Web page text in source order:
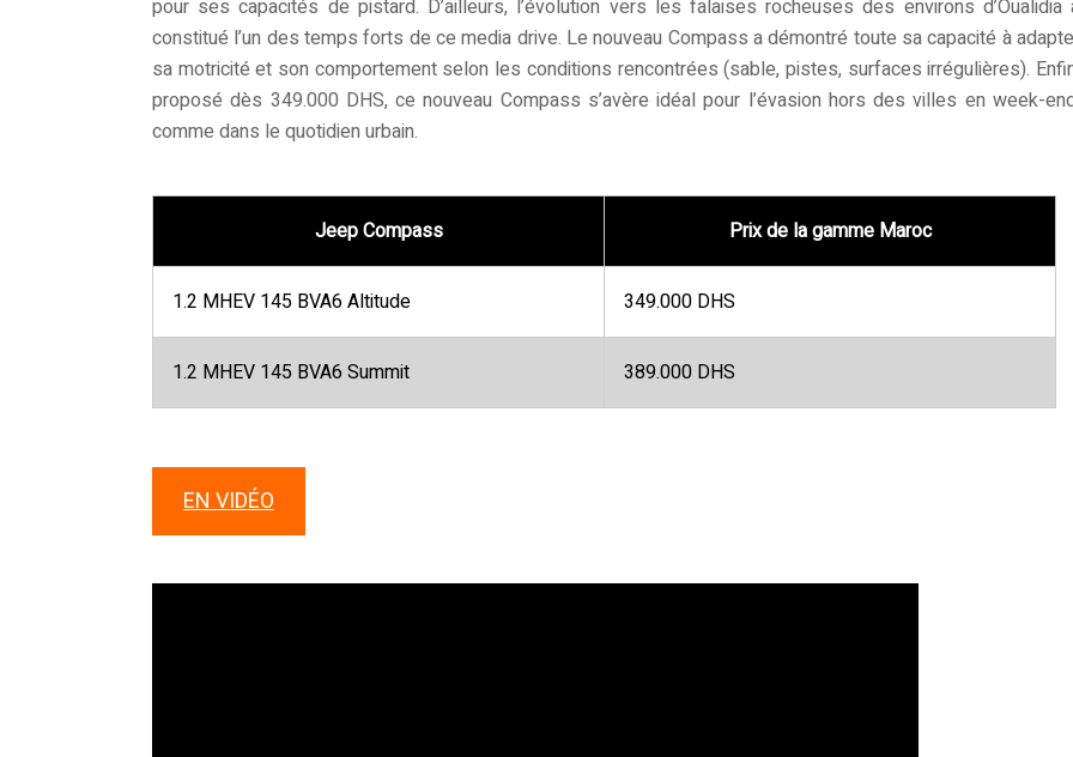
pour ses capacités de pistard. D’ailleurs, l’évolution vers les falaises rocheuses des environs d’Oualidia
constitué l’un des temps forts de ce media drive. Le nouveau Compass a démontré toute sa capacité à
sa motricité et son comportement selon les conditions rencontrées (sable, pistes, surfaces irrégulières).
proposé dès 349.000 DHS, ce nouveau Compass s’avère idéal pour l’évasion hors des villes en week-
comme dans le quotidien urbain.
Jeep Compass Prix de la gamme Maroc
1.2 MHEV 145 BVA6 Altitude 349.000 DHS
1.2 MHEV 145 BVA6 Summit 389.000 DHS
EN VIDÉO